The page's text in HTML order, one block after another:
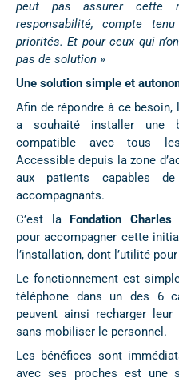
peut pas assurer cette
responsabilité, compte
priorités. Et pour ceux qui
pas de solution »
Une solution simple et
Afin de répondre à ce
a souhaité installer une
compatible avec tous
Accessible depuis la zone
aux patients capables
accompagnants.
C’est la Fondation Charles
pour accompagner cette
l’installation, dont l’utilité
Le fonctionnement est
téléphone dans un des 6
peuvent ainsi recharger
sans mobiliser le personnel.
Les bénéfices sont
avec ses proches est une